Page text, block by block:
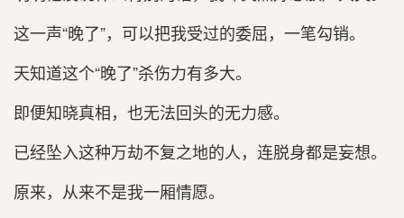
这一声“晚了”，可以把我受过的委屈，一笔勾销。
天知道这个“晚了”杀伤力有多大。
即便知晓真相，也无法回头的无力感。
已经坠入这种万劫不复之地的人，连脱身都是妄想。
原来，从来不是我一厢情愿。